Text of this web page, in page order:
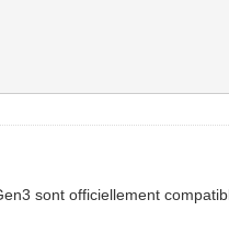
sont officiellement